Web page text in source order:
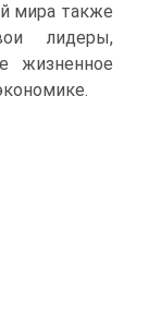
мира также
лидеры,
жизненное